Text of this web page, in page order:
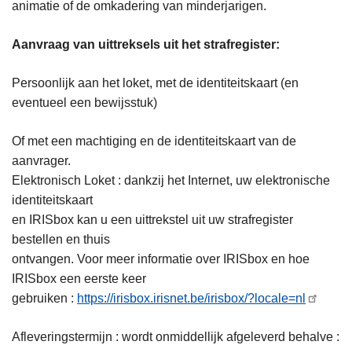
animatie of de omkadering van minderjarigen.
Aanvraag van uittreksels uit het strafregister:
Persoonlijk aan het loket, met de identiteitskaart (en
eventueel een bewijsstuk)
Of met een machtiging en de identiteitskaart van de
aanvrager.
Elektronisch Loket : dankzij het Internet, uw elektronische
identiteitskaart
en IRISbox kan u een uittrekstel uit uw strafregister
bestellen en thuis
ontvangen. Voor meer informatie over IRISbox en hoe
IRISbox een eerste keer
gebruiken : https://irisbox.irisnet.be/irisbox/?locale=nl
Afleveringstermijn : wordt onmiddellijk afgeleverd behalve :